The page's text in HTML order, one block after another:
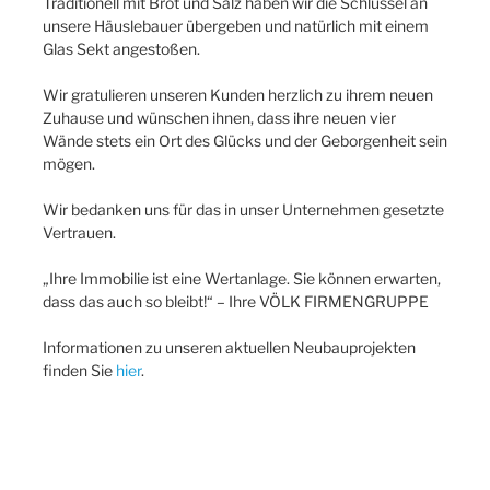
unsere Häuslebauer übergeben und natürlich mit einem
Glas Sekt angestoßen.
Wir gratulieren unseren Kunden herzlich zu ihrem neuen
Zuhause und wünschen ihnen, dass ihre neuen vier
Wände stets ein Ort des Glücks und der Geborgenheit sein
mögen.
Wir bedanken uns für das in unser Unternehmen gesetzte
Vertrauen.
„Ihre Immobilie ist eine Wertanlage. Sie können erwarten,
dass das auch so bleibt!“ – Ihre VÖLK FIRMENGRUPPE
Informationen zu unseren aktuellen Neubauprojekten
finden Sie hier.